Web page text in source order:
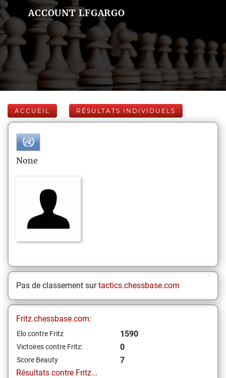
ACCOUNT LFGARGO
ACCUEIL RÉSULTATS INDIVIDUELS
None
Pas de classement surtactics.chessbase.com
Fritz.chessbase.com:
Elo contre Fritz 1590
Victoires contre Fritz: 0
Score Beauty
7
Résultats contre Fritz...